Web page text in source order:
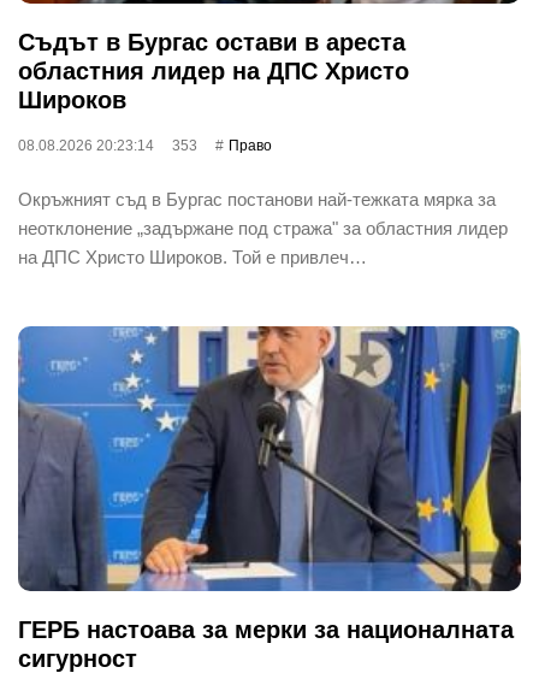
Съдът в Бургас остави в ареста
областния лидер на ДПС Христо
Широков
08.08.2026 20:23:14 353 Право
Окръжният съд в Бургас постанови най-тежката мярка за
неотклонение „задържане под стража" за областния лидер
на ДПС Христо Широков. Той е привлеч…
ГЕРБ настоава за мерки за националната
сигурност